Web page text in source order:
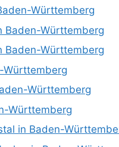
Württemberg
Baden-Württemberg
Baden-Württemberg
Württemberg
Württemberg
Württemberg
in Baden-